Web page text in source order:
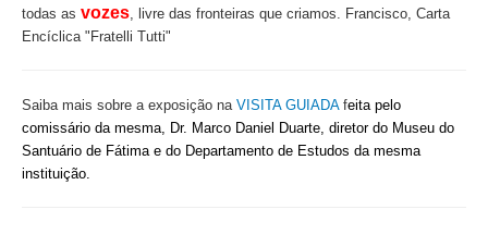
todas as vozes, livre das fronteiras que criamos. Francisco, Carta
Encíclica "Fratelli Tutti"
Saiba mais sobre a exposição na VISITA GUIADAfeita pelo
comissário da mesma, Dr. Marco Daniel Duarte, diretor do Museu do
Santuário de Fátima e do Departamento de Estudos da mesma
instituição.